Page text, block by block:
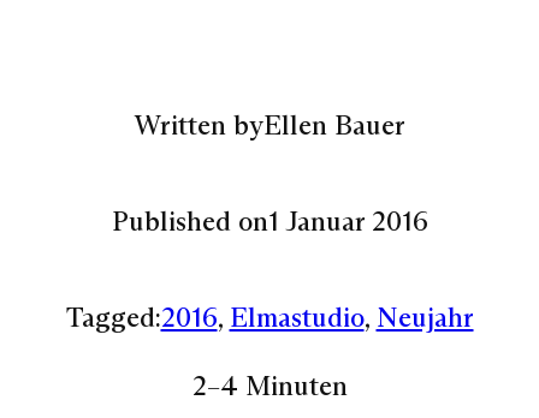
Written byEllen Bauer
Published on1 Januar 2016
Tagged:2016, Elmastudio, Neujahr
2–4 Minuten